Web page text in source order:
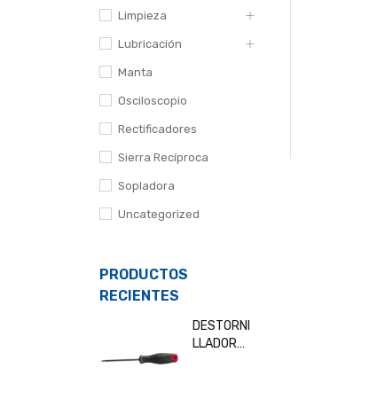
Limpieza
Lubricación
Manta
Osciloscopio
Rectificadores
Sierra Recíproca
Sopladora
Uncategorized
PRODUCTOS
RECIENTES
DESTORNI
LLADOR